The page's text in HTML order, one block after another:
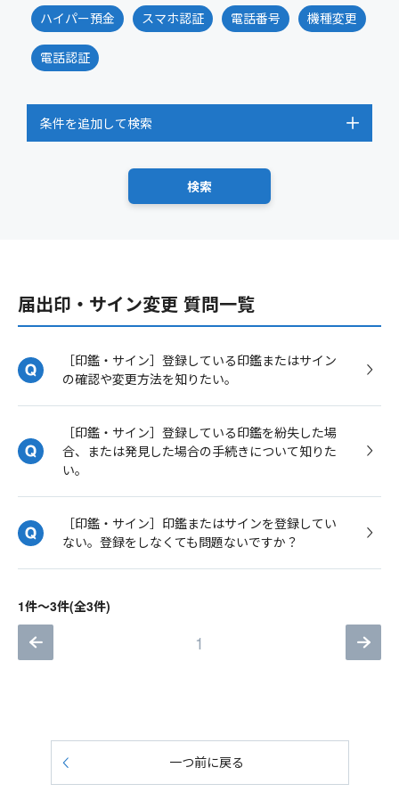
ハイパー預金 スマホ認証 電話番号 機種変更
電話認証
条件を追加して検索
届出印・サイン変更 質問一覧
［印鑑・サイン］登録している印鑑またはサイン
の確認や変更方法を知りたい。
［印鑑・サイン］登録している印鑑を紛失した場
合、または発見した場合の手続きについて知りた
い。
［印鑑・サイン］印鑑またはサインを登録してい
ない。登録をしなくても問題ないですか？
1件～3件(全3件)
1
一つ前に戻る